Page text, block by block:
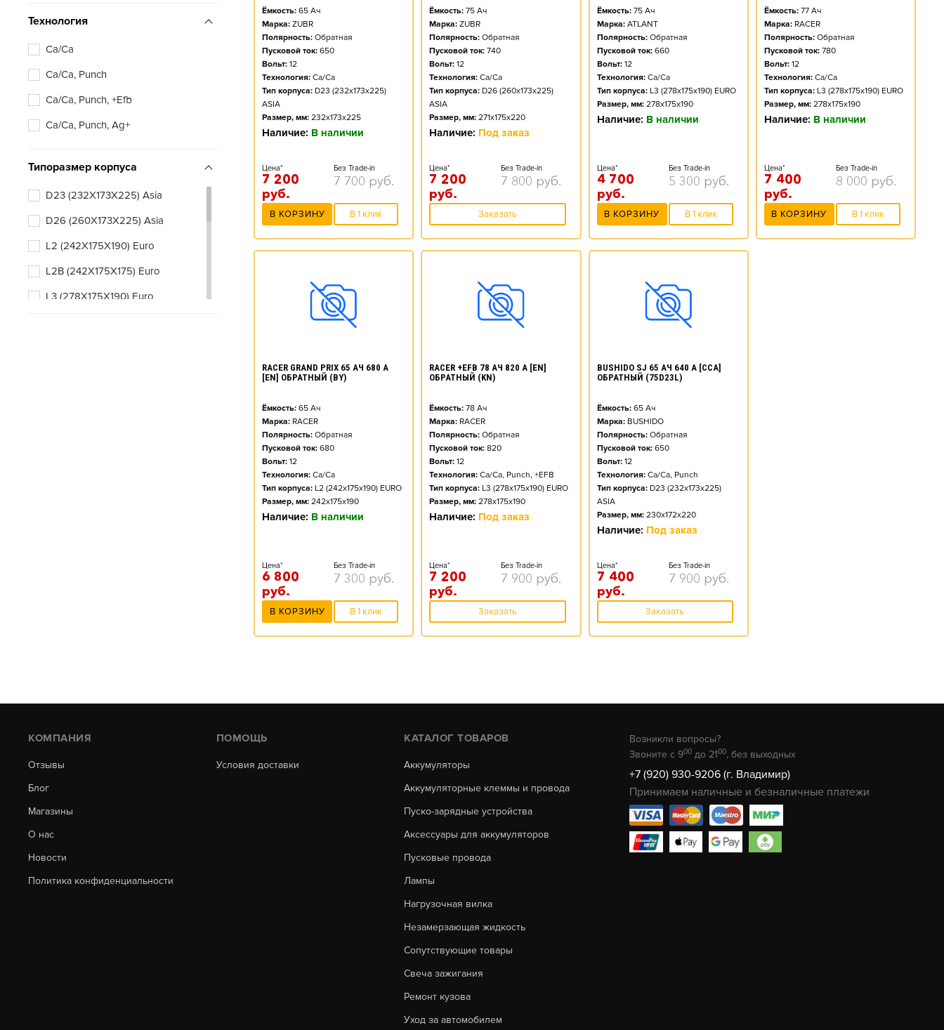
Технология
Ca/Ca
Ca/Ca, Punch
Ca/Ca, Punch, +Efb
Ca/Ca, Punch, Ag+
Типоразмер корпуса
D23 (232X173X225) Asia
D26 (260X173X225) Asia
L2 (242X175X190) Euro
L2B (242X175X175) Euro
L3 (278X175X190) Euro
Ёмкость: 65 Ач
Марка: ZUBR
Полярность: Обратная
Пусковой ток: 650
Вольт: 12
Технология: Ca/Ca
Тип корпуса: D23 (232x173x225)
ASIA
Размер, мм: 232x173x225
Наличие: В наличии
Цена*
7 200
руб.
Без Trade-in
7 700 руб.
В КОРЗИНУ В 1 клик
Ёмкость: 75 Ач
Марка: ZUBR
Полярность: Обратная
Пусковой ток: 740
Вольт: 12
Технология: Ca/Ca
Тип корпуса: D26 (260x173x225)
ASIA
Размер, мм: 271x175x220
Наличие: Под заказ
Цена*
7 200
руб.
Без Trade-in
7 800 руб.
Заказать
Ёмкость: 75Ач
Марка: ATLANT
Полярность: Обратная
Пусковой ток: 660
Вольт: 12
Технология: Ca/Ca
Тип корпуса: L3 (278x175x190) EURO
Размер, мм: 278x175x190
Наличие: В наличии
Цена*
4 700
руб.
Без Trade-in
5 300 руб.
В КОРЗИНУ В 1 клик
Ёмкость: 77Ач
Марка: RACER
Полярность: Обратная
Пусковой ток: 780
Вольт: 12
Технология: Ca/Ca
Тип корпуса: L3 (278x175x190) EURO
Размер, мм: 278x175x190
Наличие: В наличии
Цена*
7 400
руб.
Без Trade-in
8 000 руб.
В КОРЗИНУ В 1 клик
RACER GRAND PRIX 65 АЧ 680 А
[EN] ОБРАТНЫЙ (BY)
Ёмкость: 65 Ач
Марка: RACER
Полярность: Обратная
Пусковой ток: 680
Вольт: 12
Технология: Ca/Ca
Тип корпуса: L2 (242x175x190) EURO
Размер, мм: 242x175x190
Наличие: В наличии
Цена*
6 800
руб.
Без Trade-in
7 300 руб.
В КОРЗИНУ В 1 клик
RACER +EFB 78 АЧ 820 А [EN]
ОБРАТНЫЙ (KN)
Ёмкость: 78 Ач
Марка: RACER
Полярность: Обратная
Пусковой ток: 820
Вольт: 12
Технология: Ca/Ca, Punch, +EFB
Тип корпуса: L3 (278x175x190) EURO
Размер, мм: 278x175x190
Наличие: Под заказ
Цена*
7 200
руб.
Без Trade-in
7 900 руб.
Заказать
BUSHIDO SJ 65 АЧ 640 А [CCA]
ОБРАТНЫЙ (75D23L)
Ёмкость: 65Ач
Марка: BUSHIDO
Полярность: Обратная
Пусковой ток: 650
Вольт: 12
Технология: Ca/Ca, Punch
Тип корпуса: D23 (232x173x225)
ASIA
Размер, мм: 230x172x220
Наличие: Под заказ
Цена*
7 400
руб.
Без Trade-in
7 900 руб.
Заказать
КОМПАНИЯ
Отзывы
Блог
Магазины
О нас
Новости
Политика конфиденциальности
ПОМОЩЬ
Условия доставки
КАТАЛОГ ТОВАРОВ
Аккумуляторы
Аккумуляторные клеммы и провода
Пуско-зарядные устройства
Аксессуары для аккумуляторов
Пусковые провода
Лампы
Нагрузочная вилка
Незамерзающая жидкость
Сопутствующие товары
Свеча зажигания
Ремонт кузова
Уход за автомобилем
Возникли вопросы?
Звоните с 900 до 2100, без выходных
+7 (920) 930-9206 (г. Владимир)
Принимаем наличные и безналичные платежи